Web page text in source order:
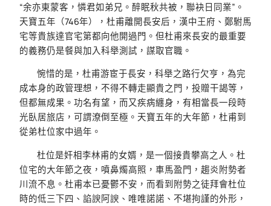
“余亦東蒙客，憐君如弟兄。醉眠秋共被，聯袂日同業”。
天寶五年（746年），杜甫離開長安后，漢中王府、鄭駙馬
宅等貴族達官宅第都向他開過門。但杜甫來長安的最重要
的義務仍是餐與加入科舉測試，謀取官職。
惋惜的是，杜甫游宦于長安，科舉之路行欠亨，為完
成本身的政管理想，不得不轉走顯貴之門，投贈干謁等，
但都無成果。功名有望，而又疾病纏身，有相當長一段時
光臥居旅店，可謂潦倒至極。天寶五年的大年節，杜甫到
從弟杜位家中過年。
杜位是奸相李林甫的女婿，是一個接貴攀高之人。杜
位宅的大年節之夜，噴鼻燭高照，車馬盈門，趨炎附勢者
川流不息。杜甫本已憂鬱不安，而看到附勢之徒拜會杜位
時的低三下四、諂諛阿諛、唯唯諾諾、不堪拘謹的外形，